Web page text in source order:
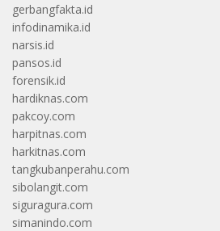
gerbangfakta.id
infodinamika.id
narsis.id
pansos.id
forensik.id
hardiknas.com
pakcoy.com
harpitnas.com
harkitnas.com
tangkubanperahu.com
sibolangit.com
siguragura.com
simanindo.com